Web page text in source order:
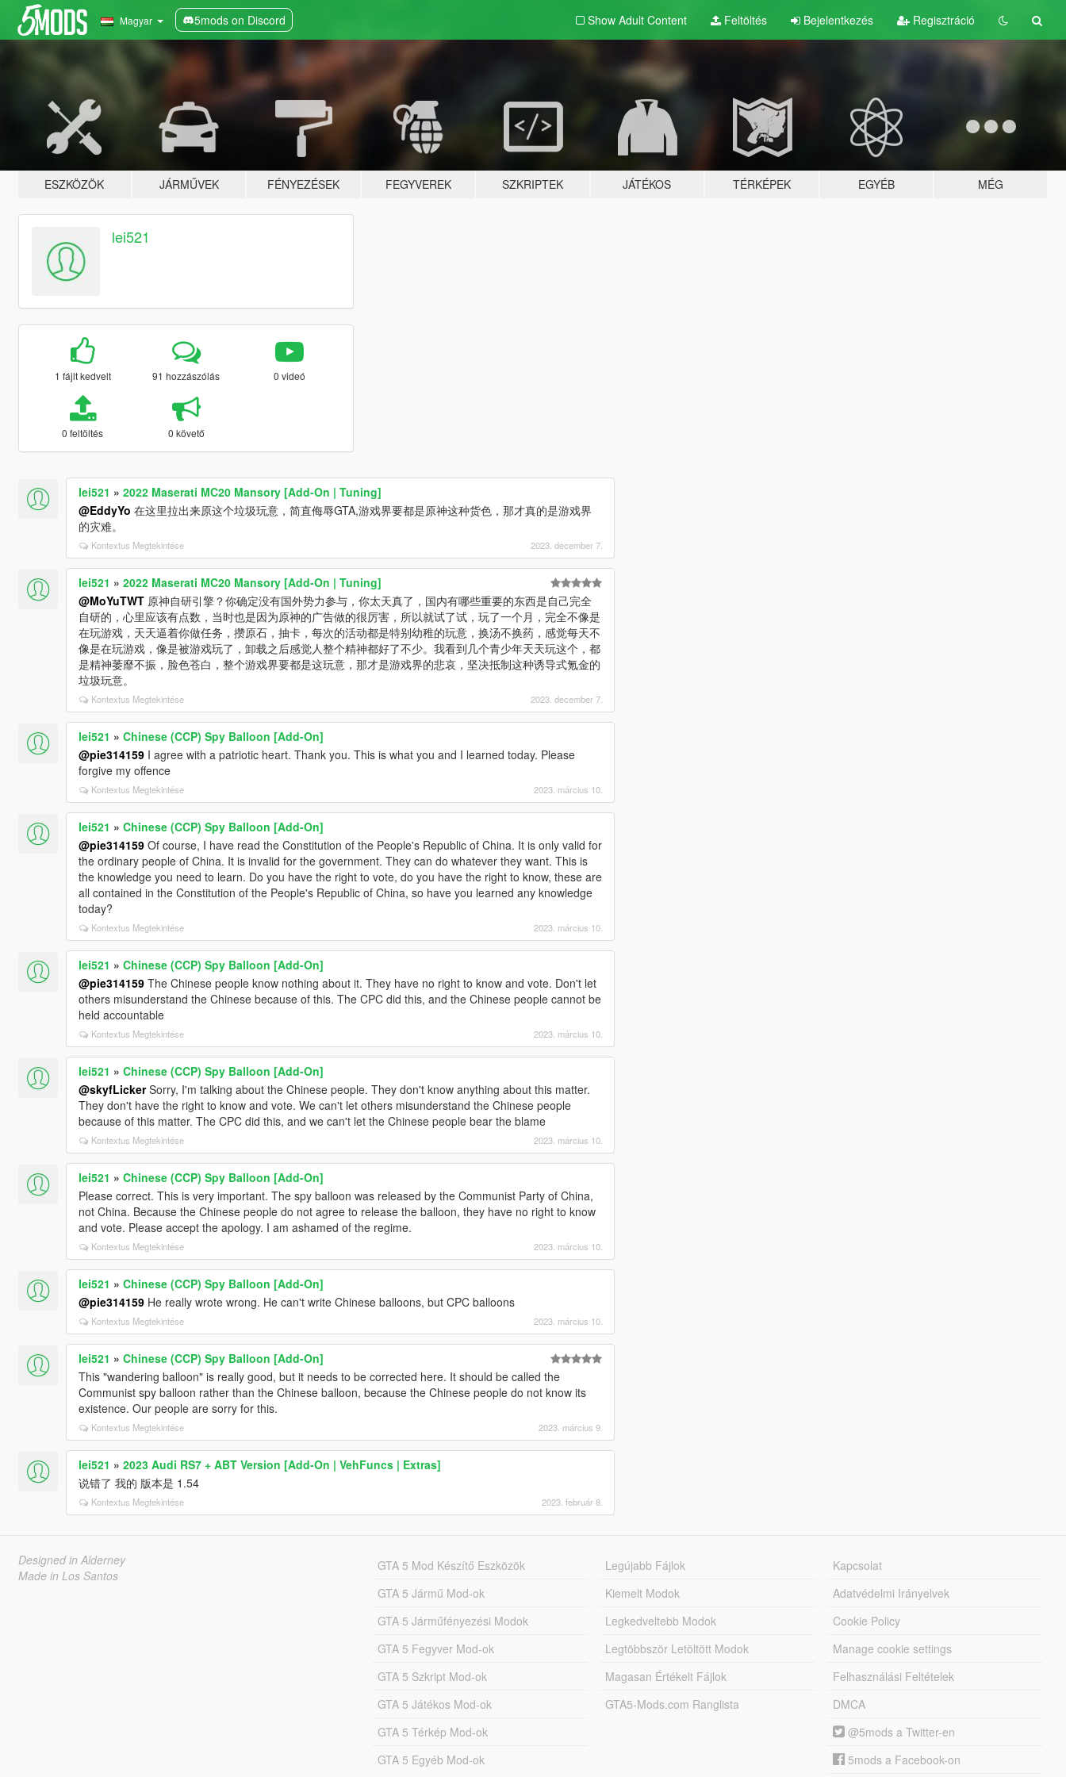
Magyar 5mods on Discord Show Adult Content Feltöltés Bejelentkezés Regisztráció
ESZKÖZÖK JÁRMŰVEK FÉNYEZÉSEK FEGYVEREK SZKRIPTEK JÁTÉKOS TÉRKÉPEK EGYÉB MÉG
lei521
1 fájlt kedvelt 91 hozzászólás 0 videó
0 feltöltés 0 követő
lei521 » 2022 Maserati MC20 Mansory [Add-On | Tuning]
@EddyYo 在这里拉出来原这个垃圾玩意，简直侮辱GTA,游戏界要都是原神这种货色，那才真的是游戏界
的灾难。
Kontextus Megtekintése 2023. december 7.
lei521 » 2022 Maserati MC20 Mansory [Add-On | Tuning]
@MoYuTWT原神自研引擎？你确定没有国外势力参与，你太天真了，国内有哪些重要的东西是自己完全
自研的，心里应该有点数，当时也是因为原神的广告做的很厉害，所以就试了试，玩了一个月，完全不像是
在玩游戏，天天逼着你做任务，攒原石，抽卡，每次的活动都是特别幼稚的玩意，换汤不换药，感觉每天不
像是在玩游戏，像是被游戏玩了，卸载之后感觉人整个精神都好了不少。我看到几个青少年天天玩这个，都
是精神萎靡不振，脸色苍白，整个游戏界要都是这玩意，那才是游戏界的悲哀，坚决抵制这种诱导式氪金的
垃圾玩意。
Kontextus Megtekintése 2023. december 7.
lei521 » Chinese (CCP) Spy Balloon [Add-On]
@pie314159I agree with a patriotic heart. Thank you. This is what you and I learned today. Please
forgive my offence
Kontextus Megtekintése 2023. március 10.
lei521 » Chinese (CCP) Spy Balloon [Add-On]
@pie314159Of course, I have read the Constitution of the People's Republic of China. It is only valid for
the ordinary people of China. It is invalid for the government. They can do whatever they want. This is
the knowledge you need to learn. Do you have the right to vote, do you have the right to know, these are
all contained in the Constitution of the People's Republic of China, so have you learned any knowledge
today?
Kontextus Megtekintése 2023. március 10.
lei521 » Chinese (CCP) Spy Balloon [Add-On]
@pie314159The Chinese people know nothing about it. They have no right to know and vote. Don't let
others misunderstand the Chinese because of this. The CPC did this, and the Chinese people cannot be
held accountable
Kontextus Megtekintése 2023. március 10.
lei521 » Chinese (CCP) Spy Balloon [Add-On]
@skyfLickerSorry, I'm talking about the Chinese people. They don't know anything about this matter.
They don't have the right to know and vote. We can't let others misunderstand the Chinese people
because of this matter. The CPC did this, and we can't let the Chinese people bear the blame
Kontextus Megtekintése 2023. március 10.
lei521 » Chinese (CCP) Spy Balloon [Add-On]
Please correct. This is very important. The spy balloon was released by the Communist Party of China,
not China. Because the Chinese people do not agree to release the balloon, they have no right to know
and vote. Please accept the apology. I am ashamed of the regime.
Kontextus Megtekintése 2023. március 10.
lei521 » Chinese (CCP) Spy Balloon [Add-On]
@pie314159He really wrote wrong. He can't write Chinese balloons, but CPC balloons
Kontextus Megtekintése 2023. március 10.
lei521 » Chinese (CCP) Spy Balloon [Add-On]
This "wandering balloon" is really good, but it needs to be corrected here. It should be called the
Communist spy balloon rather than the Chinese balloon, because the Chinese people do not know its
existence. Our people are sorry for this.
Kontextus Megtekintése 2023. március 9.
lei521 » 2023 Audi RS7 + ABT Version [Add-On | VehFuncs | Extras]
说错了 我的 版本是 1.54
Kontextus Megtekintése 2023. február 8.
Designed in Alderney
Made in Los Santos
GTA 5 Mod Készítő Eszközök
GTA 5 Jármű Mod-ok
GTA 5 Járműfényezési Modok
GTA 5 Fegyver Mod-ok
GTA 5 Szkript Mod-ok
GTA 5 Játékos Mod-ok
GTA 5 Térkép Mod-ok
GTA 5 Egyéb Mod-ok
Legújabb Fájlok
Kiemelt Modok
Legkedveltebb Modok
Legtöbbször Letöltött Modok
Magasan Értékelt Fájlok
GTA5-Mods.com Ranglista
Kapcsolat
Adatvédelmi Irányelvek
Cookie Policy
Manage cookie settings
Felhasználási Feltételek
DMCA
@5mods a Twitter-en
5mods a Facebook-on